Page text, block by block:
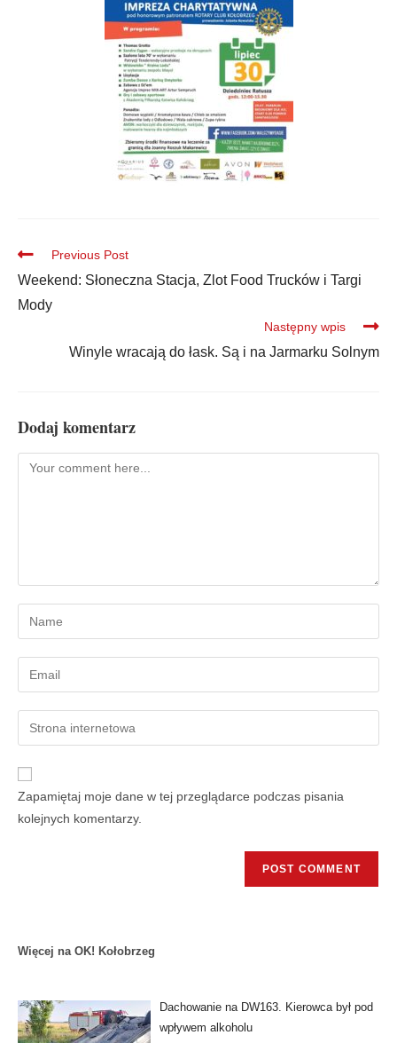
Previous Post
Weekend: Słoneczna Stacja, Zlot Food Trucków i Targi
Mody
Następny wpis
Winyle wracają do łask. Są i na Jarmarku Solnym
Dodaj komentarz
Zapamiętaj moje dane w tej przeglądarce podczas pisania
kolejnych komentarzy.
Więcej na OK! Kołobrzeg
Dachowanie na DW163. Kierowca był pod
wpływem alkoholu